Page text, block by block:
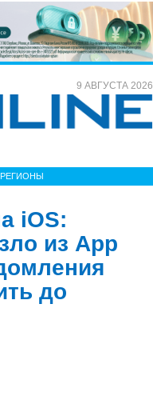
9 АВГУСТА 2026
РЕГИОНЫ
iOS:
из App
до